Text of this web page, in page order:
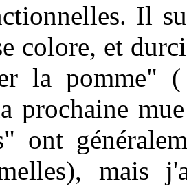
Il
colore, et
la pomme"
prochaine
ont
mais